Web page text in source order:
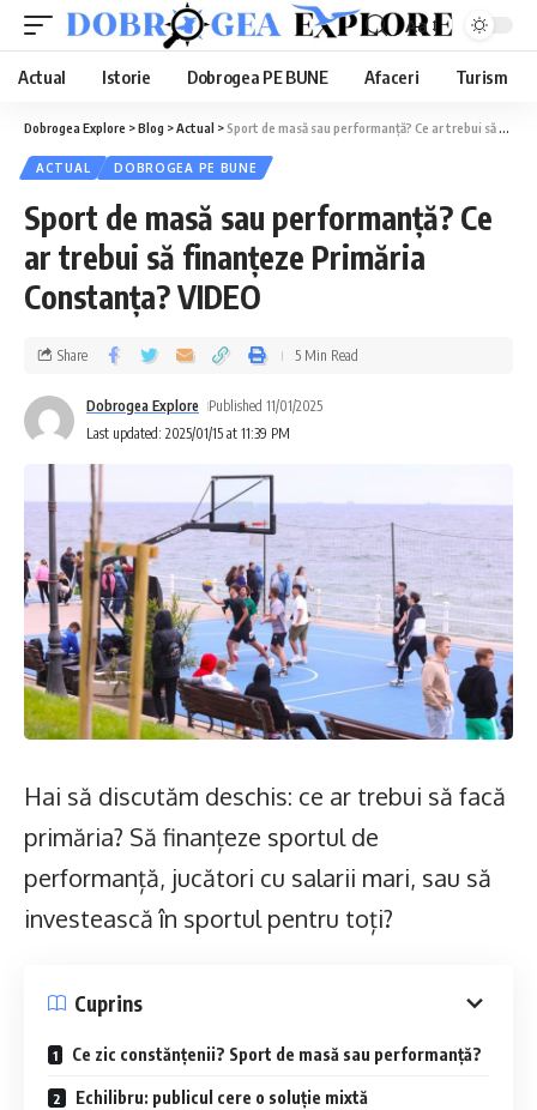
Aa
Actual Istorie Dobrogea PE BUNE Afaceri Turism
Dobrogea Explore >Blog >Actual >Sport de masă sau performanță? Ce ar trebui să finanțeze Primăria Constanța? VIDEO
ACTUAL DOBROGEA PE BUNE
Sport de masă sau performanță? Ce
ar trebui să finanțeze Primăria
Constanța? VIDEO
Last updated: 2025/01/15 at 11:39 PM
Dobrogea Explore Published 11/01/2025
Share 5 Min Read
Hai să discutăm deschis: ce ar trebui să facă
primăria? Să finanțeze sportul de
performanță, jucători cu salarii mari, sau să
investească în sportul pentru toți?
Cuprins
Ce zic constănțenii? Sport de masă sau performanță?
Echilibru: publicul cere o soluție mixtă